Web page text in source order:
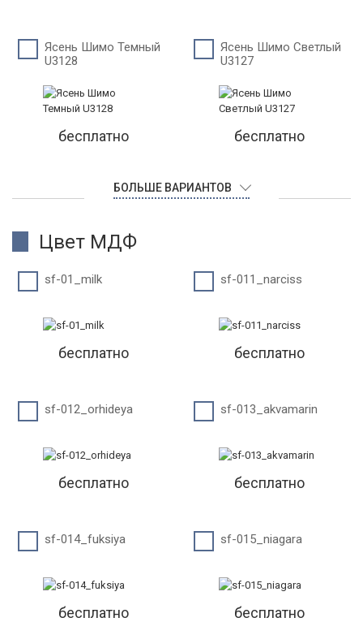
Ясень Шимо Темный
U3128
бесплатно
Ясень Шимо Светлый
U3127
бесплатно
БОЛЬШЕ ВАРИАНТОВ
Цвет МДФ
sf-01_milk
бесплатно
sf-011_narciss
бесплатно
sf-012_orhideya
бесплатно
sf-013_akvamarin
бесплатно
sf-014_fuksiya
бесплатно
sf-015_niagara
бесплатно